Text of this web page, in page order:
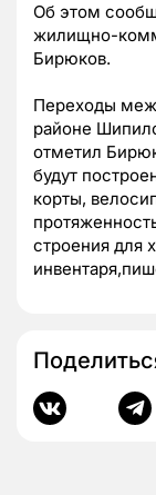
Об этом
жилищно-
Бирюков.
Переходы
районе
отметил
будут
корты,
строения для